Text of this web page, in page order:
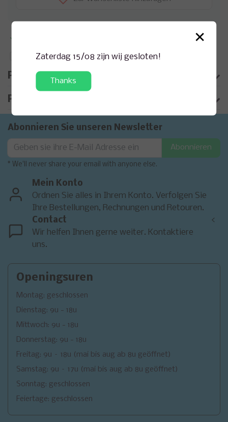
Anfrage zu diesem Produkt
Auf Vergleichsliste setzen
Produktbeschreibung
Produktinformation
Abonnieren Sie unseren Newsletter
Abonnieren
* We'll never share your email with anyone else.
Mein Konto
Ordnen Sie alles in Ihrem Konto. Verfolgen Sie
Ihre Bestellungen, Rechnungen und Retouren.
Contact
Wir helfen Ihnen gerne weiter. Kontaktiere
uns.
<
Openingsuren
Montag: geschlossen
Dienstag: 9u - 18u
Mittwoch: 9u - 18u
Donnerstag: 9u - 18u
Freitag: 9u – 18u (mai bis aug ab 8u geöffnet)
Samstag: 9u – 17u (mai bis aug ab 8u geöffnet)
Sonntag: geschlossen
Feiertage: geschlossen
×
Zaterdag 15/08 zijn wij gesloten!
Thanks